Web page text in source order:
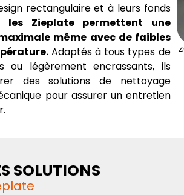
rectangulaire et à leurs fonds
les Zieplate permettent une
même avec de faibles
Adaptés à tous types de
ou légèrement encrassants, ils
des solutions de nettoyage
pour assurer un entretien
SOLUTIONS